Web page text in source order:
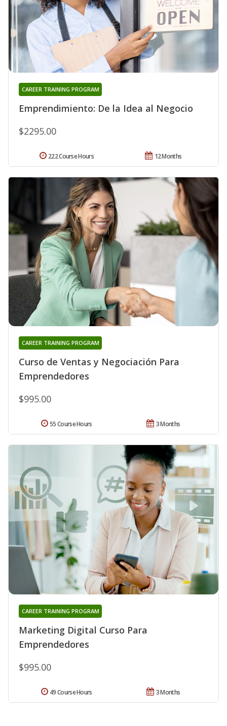
Emprendimiento: De la Idea al Negocio
CAREER TRAINING PROGRAM
$2295.00
12 Months
222 Course Hours
Curso de Ventas y Negociación Para
Emprendedores
CAREER TRAINING PROGRAM
$995.00
3 Months
55 Course Hours
Marketing Digital Curso Para
Emprendedores
CAREER TRAINING PROGRAM
$995.00
3 Months
49 Course Hours